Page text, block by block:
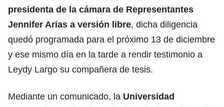
presidenta de la cámara de Representantes
Jennifer Arias a versión libre, dicha diligencia
quedó programada para el próximo 13 de diciembre
y ese mismo día en la tarde a rendir testimonio a
Leydy Largo su compañera de tesis.
Mediante un comunicado, la Universidad